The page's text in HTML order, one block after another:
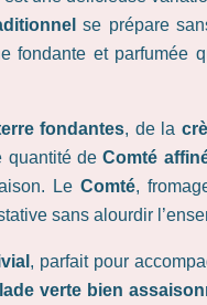
se prépare
fondante et parfumée
fondantes, de la
quantité deComté
Le Comté,
sans alourdir
, parfait pour
verte bien